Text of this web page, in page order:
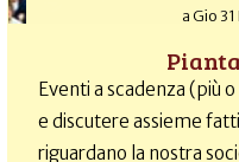
aGio
Eventi a scadenza (più
e discutere assieme
riguardano la nostra